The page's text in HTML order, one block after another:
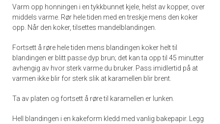
Varm opp honningen i en tykkbunnet kjele, helst av kopper, over
middels varme. Rør hele tiden med en treskje mens den koker
opp. Når den koker, tilsettes mandelblandingen.
Fortsett å røre hele tiden mens blandingen koker helt til
blandingen er blitt passe dyp brun; det kan ta opp til 45 minutter
avhengig av hvor sterk varme du bruker. Pass imidlertid på at
varmen ikke blir for sterk slik at karamellen blir brent.
Ta av platen og fortsett å røre til karamellen er lunken.
Hell blandingen i en kakeform kledd med vanlig bakepapir. Legg